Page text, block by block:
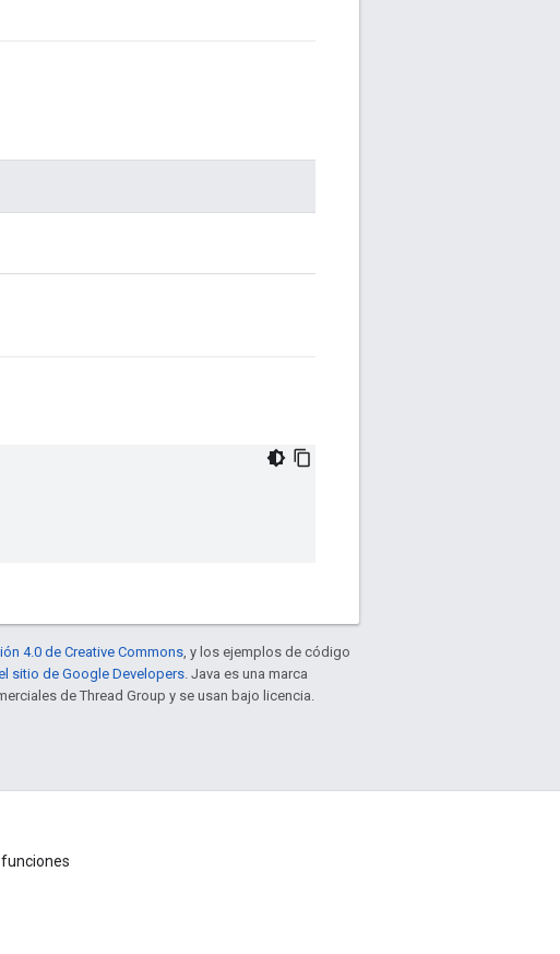
4.0 de Creative Commons, y los ejemplos de código
sitio de Google Developers. Java es una marca
de Thread Group y se usan bajo licencia.